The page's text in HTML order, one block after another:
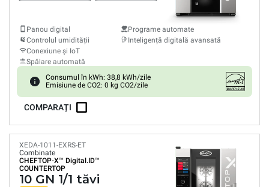
Panou digital
Controlul umidității
Conexiune și IoT
Spălare automată
Programe automate
Inteligență digitală avansată
Consumul în kWh: 38,8 kWh/zile
Emisiune de CO2: 0 kg CO2/zile
COMPARAȚI
XEDA-1011-EXRS-ET
Combinate
CHEFTOP-X™ Digital.ID™
COUNTERTOP
10 GN 1/1 tăvi